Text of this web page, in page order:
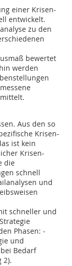
einer Krisen-
entwickelt.
zu den
bewertet
werden
Aus den so
Krisen-
ist kein
Krisen-
die
schnell
und
schneller und
Phasen:
und
Bedarf
2).